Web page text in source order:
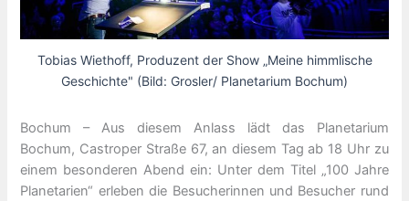
Tobias Wiethoff, Produzent der Show „Meine himmlische
Geschichte" (Bild: Grosler/ Planetarium Bochum)
Bochum – Aus diesem Anlass lädt das Planetarium
Bochum, Castroper Straße 67, an diesem Tag ab 18 Uhr zu
einem besonderen Abend ein: Unter dem Titel „100 Jahre
Planetarien“ erleben die Besucherinnen und Besucher rund